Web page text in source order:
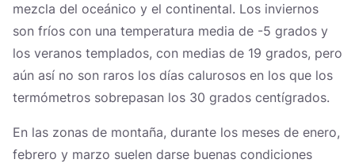
mezcla del oceánico y el continental. Los inviernos
son fríos con una temperatura media de -5 grados y
los veranos templados, con medias de 19 grados, pero
aún así no son raros los días calurosos en los que los
termómetros sobrepasan los 30 grados centígrados.
En las zonas de montaña, durante los meses de enero,
febrero y marzo suelen darse buenas condiciones